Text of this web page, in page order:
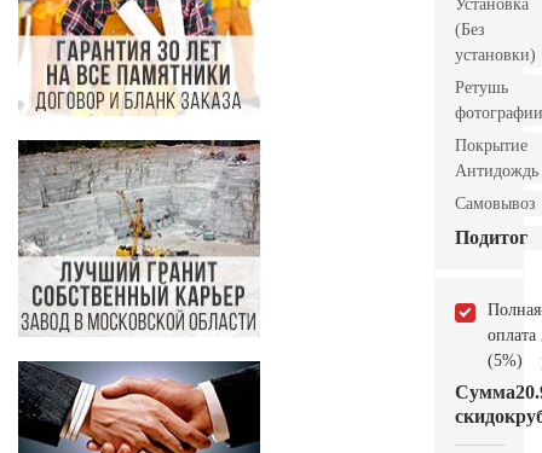
Установка
(Без
установки)
Ретушь
фотографии
Покрытие
Антидождь
Самовывоз
Подитог
Полная
оплата
(5%)
Сумма
скидок